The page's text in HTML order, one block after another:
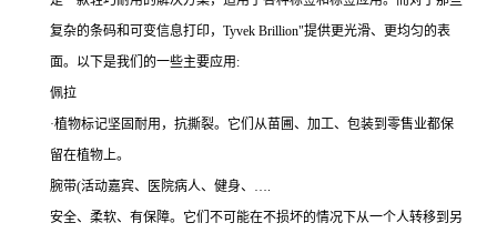
复杂的条码和可变信息打印，Tyvek Brillion"提供更光滑、更均匀的表
面。以下是我们的一些主要应用:
佩拉
·植物标记坚固耐用，抗撕裂。它们从苗圃、加工、包装到零售业都保
留在植物上。
腕带(活动嘉宾、医院病人、健身、….
安全、柔软、有保障。它们不可能在不损坏的情况下从一个人转移到另